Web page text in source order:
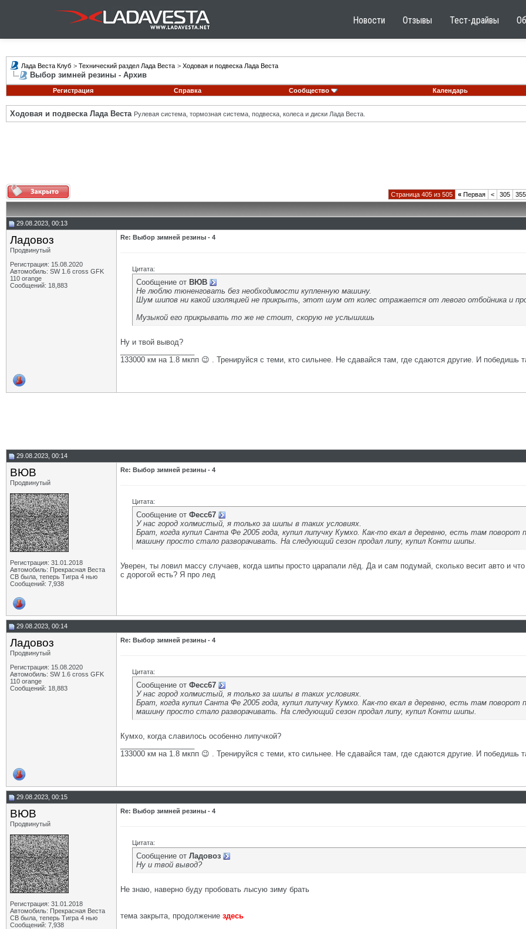
Новости Отзывы Тест-драйвы
Лада Веста Клуб > Технический раздел Лада Веста > Ходовая и подвеска Лада Веста
Выбор зимней резины - Архив
Регистрация
Справка Сообщество Календарь
Ходовая и подвеска Лада Веста Рулевая система, тормозная система, подвеска, колеса и диски Лада Веста.
Страница 405 из 505 « Первая < 305 355
29.08.2023, 00:13
Ладовоз
Продвинутый
Регистрация: 15.08.2020
Автомобиль: SW 1.6 cross GFK
110 orange
Сообщений: 18,883
Re: Выбор зимней резины - 4
Цитата:
Сообщение от ВЮВ
Не люблю тюненговать без необходимости купленную машину.
Шум шипов ни какой изоляцией не прикрыть, этот шум от колес отражается от левого отбойника и
Музыкой его прикрывать то же не стоит, скорую не услышишь
Ну и твой вывод?
133000 км на 1.8 мкпп 😉 . Тренируйся с теми, кто сильнее. Не сдавайся там, где сдаются другие. И победишь
29.08.2023, 00:14
ВЮВ
Продвинутый
Регистрация: 31.01.2018
Автомобиль: Прекрасная Веста
СВ была, теперь Тигра 4 нью
Сообщений: 7,938
Re: Выбор зимней резины - 4
Цитата:
Сообщение от Фесс67
У нас город холмистый, я только за шипы в таких условиях.
Брат, когда купил Санта Фе 2005 года, купил липучку Кумхо. Как-то ехал в деревню, есть там поворот
машину просто стало разворачивать. На следующий сезон продал липу, купил Конти шипы.
Уверен, ты ловил массу случаев, когда шипы просто царапали лёд. Да и сам подумай, сколько весит авто и
с дорогой есть? Я про лед
29.08.2023, 00:14
Ладовоз
Продвинутый
Регистрация: 15.08.2020
Автомобиль: SW 1.6 cross GFK
110 orange
Сообщений: 18,883
Re: Выбор зимней резины - 4
Цитата:
Сообщение от Фесс67
У нас город холмистый, я только за шипы в таких условиях.
Брат, когда купил Санта Фе 2005 года, купил липучку Кумхо. Как-то ехал в деревню, есть там поворот
машину просто стало разворачивать. На следующий сезон продал липу, купил Конти шипы.
Кумхо, когда славилось особенно липучкой?
133000 км на 1.8 мкпп 😉 . Тренируйся с теми, кто сильнее. Не сдавайся там, где сдаются другие. И победишь
29.08.2023, 00:15
ВЮВ
Продвинутый
Регистрация: 31.01.2018
Автомобиль: Прекрасная Веста
СВ была, теперь Тигра 4 нью
Сообщений: 7,938
Re: Выбор зимней резины - 4
Цитата:
Сообщение от Ладовоз
Ну и твой вывод?
Не знаю, наверно буду пробовать лысую зиму брать
тема закрыта, продолжение здесь